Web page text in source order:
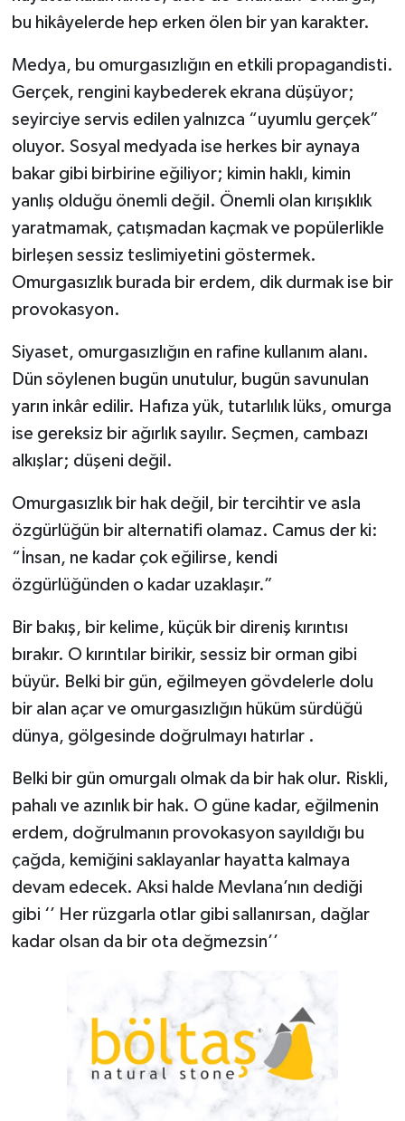
bu hikâyelerde hep erken ölen bir yan karakter.
Medya, bu omurgasızlığın en etkili propagandisti.
Gerçek, rengini kaybederek ekrana düşüyor;
seyirciye servis edilen yalnızca “uyumlu gerçek”
oluyor. Sosyal medyada ise herkes bir aynaya
bakar gibi birbirine eğiliyor; kimin haklı, kimin
yanlış olduğu önemli değil. Önemli olan kırışıklık
yaratmamak, çatışmadan kaçmak ve popülerlikle
birleşen sessiz teslimiyetini göstermek.
Omurgasızlık burada bir erdem, dik durmak ise bir
provokasyon.
Siyaset, omurgasızlığın en rafine kullanım alanı.
Dün söylenen bugün unutulur, bugün savunulan
yarın inkâr edilir. Hafıza yük, tutarlılık lüks, omurga
ise gereksiz bir ağırlık sayılır. Seçmen, cambazı
alkışlar; düşeni değil.
Omurgasızlık bir hak değil, bir tercihtir ve asla
özgürlüğün bir alternatifi olamaz. Camus der ki:
“İnsan, ne kadar çok eğilirse, kendi
özgürlüğünden o kadar uzaklaşır.”
Bir bakış, bir kelime, küçük bir direniş kırıntısı
bırakır. O kırıntılar birikir, sessiz bir orman gibi
büyür. Belki bir gün, eğilmeyen gövdelerle dolu
bir alan açar ve omurgasızlığın hüküm sürdüğü
dünya, gölgesinde doğrulmayı hatırlar .
Belki bir gün omurgalı olmak da bir hak olur. Riskli,
pahalı ve azınlık bir hak. O güne kadar, eğilmenin
erdem, doğrulmanın provokasyon sayıldığı bu
çağda, kemiğini saklayanlar hayatta kalmaya
devam edecek. Aksi halde Mevlana’nın dediği
gibi ‘’ Her rüzgarla otlar gibi sallanırsan, dağlar
kadar olsan da bir ota değmezsin’’